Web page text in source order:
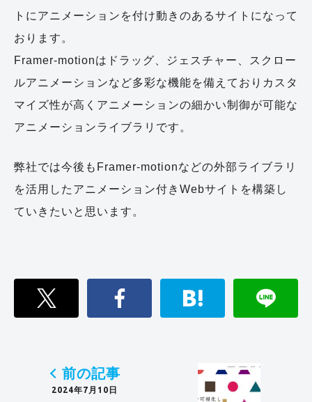
トにアニメーションを付け動きのあるサイトになって
おります。
Framer-motionはドラッグ、ジェスチャー、スクロー
ルアニメーションなど多彩な機能を備えておりカスタ
マイズ性が高くアニメーションの細かい制御が可能な
アニメーションライブラリです。
弊社では今後もFramer-motionなどの外部ライブラリ
を活用したアニメーション付きWebサイトを構築し
ていきたいと思います。
前の記事
2024年7月10日